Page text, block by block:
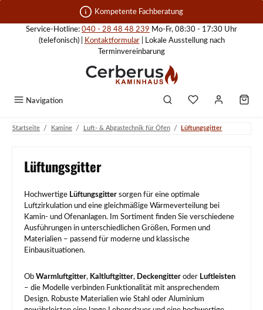
Zum Hauptinhalt springen Kompetente Fachberatung
Service-Hotline: 040 - 28 48 48 239 Mo-Fr, 08:30 - 17:30 Uhr
(telefonisch) |
Kontaktformular| Lokale Ausstellung nach
Terminvereinbarung
Navigation
Startseite / Kamine / Luft- & Abgastechnik für Öfen / Lüftungsgitter
Lüftungsgitter
Hochwertige Lüftungsgitter sorgen für eine optimale
Luftzirkulation und eine gleichmäßige Wärmeverteilung bei
Kamin- und Ofenanlagen. Im Sortiment finden Sie verschiedene
Ausführungen in unterschiedlichen Größen, Formen und
Materialien – passend für moderne und klassische
Einbausituationen.
Ob Warmluftgitter, Kaltluftgitter, Deckengitter oder Luftleisten
– die Modelle verbinden Funktionalität mit ansprechendem
Design. Robuste Materialien wie Stahl oder Aluminium